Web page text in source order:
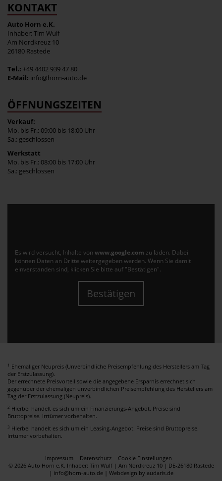
KONTAKT
Auto Horn e.K.
Inhaber: Tim Wulf
Am Nordkreuz 10
26180 Rastede
Tel.: +49 4402 939 47 80
E-Mail: info@horn-auto.de
ÖFFNUNGSZEITEN
Verkauf:
Mo. bis Fr.: 09:00 bis 18:00 Uhr
Sa.: geschlossen
Werkstatt
Mo. bis Fr.: 08:00 bis 17:00 Uhr
Sa.: geschlossen
Es wird versucht, Inhalte von www.google.com zu laden. Dabei
können Daten an Dritte weitergegeben werden. Wenn Sie damit
einverstanden sind, klicken Sie bitte auf "Bestätigen".
Bestätigen
1 Ehemaliger Neupreis (Unverbindliche Preisempfehlung des Herstellers am Tag
der Erstzulassung).
Der errechnete Preisvorteil sowie die angegebene Ersparnis errechnet sich
gegenüber der ehemaligen unverbindlichen Preisempfehlung des Herstellers am
Tag der Erstzulassung (Neupreis).
2 Hierbei handelt es sich um ein Finanzierungs-Angebot. Preise sind
Bruttopreise. Irrtümer vorbehalten.
3 Hierbei handelt es sich um ein Leasing-Angebot. Preise sind Bruttopreise.
Irrtümer vorbehalten.
Impressum Datenschutz
Cookie Einstellungen
© 2026 Auto Horn e.K. Inhaber: Tim Wulf | Am Nordkreuz 10 | DE-26180 Rastede
| info@horn-auto.de | Webdesign by audaris.de